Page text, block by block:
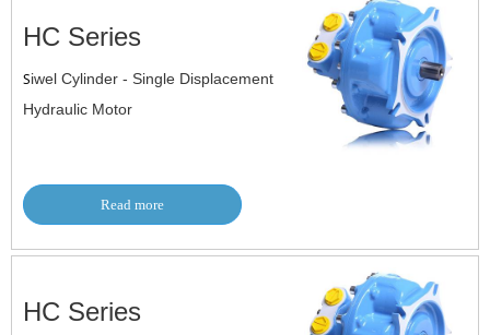
HC Series
HC Series
Siwel Cylinder - Single Displacement
Hydraulic Motor
Read more